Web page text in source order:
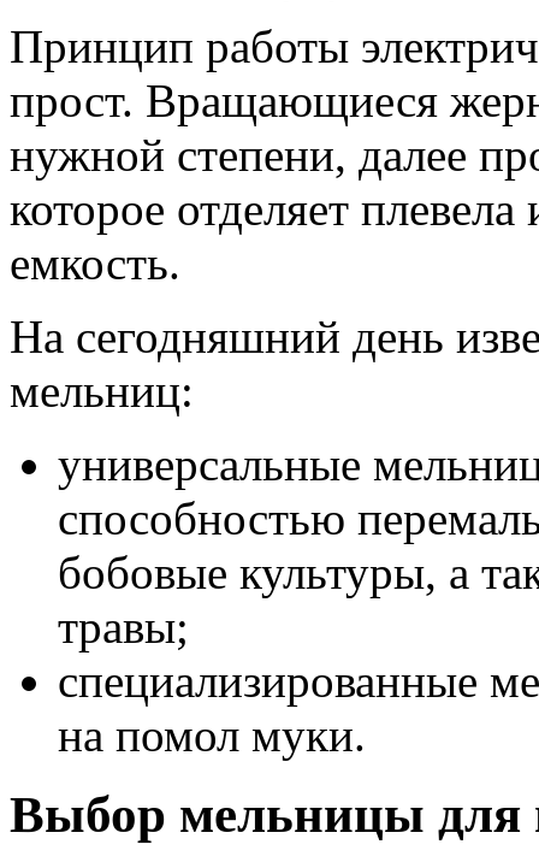
Принцип работы
прост. Вращающиеся
нужной степени, далее
которое отделяет
емкость.
На сегодняшний день
мельниц:
универсальные
способностью
бобовые культуры, а
травы;
специализированные
на помол муки.
Выбор мельницы для